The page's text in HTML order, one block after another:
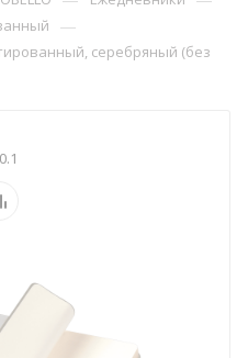
—
серебряный (без